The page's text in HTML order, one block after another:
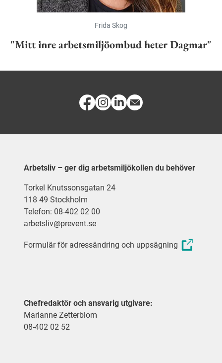
Frida Skog
"Mitt inre arbetsmiljöombud heter Dagmar"
Arbetsliv – ger dig arbetsmiljökollen du behöver
Torkel Knutssonsgatan 24
118 49 Stockholm
Telefon: 08-402 02 00
arbetsliv@prevent.se
Formulär för adressändring och uppsägning
Chefredaktör och ansvarig utgivare:
Marianne Zetterblom
08-402 02 52